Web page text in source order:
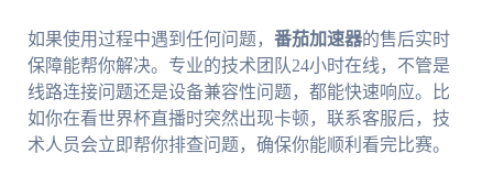
如果使用过程中遇到任何问题， 番茄加速器的售后实时
保障能帮你解决。专业的技术团队24小时在线，不管是
线路连接问题还是设备兼容性问题，都能快速响应。比
如你在看世界杯直播时突然出现卡顿，联系客服后，技
术人员会立即帮你排查问题，确保你能顺利看完比赛。